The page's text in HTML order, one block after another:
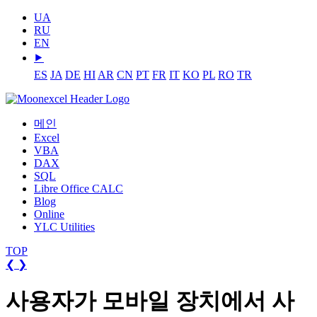
UA
RU
EN
⯈
ES JA DE HI AR CN PT FR IT KO PL RO TR
메인
Excel
VBA
DAX
SQL
Libre Office CALC
Blog
Online
YLC Utilities
TOP
❮ ❯
사용자가 모바일 장치에서 사